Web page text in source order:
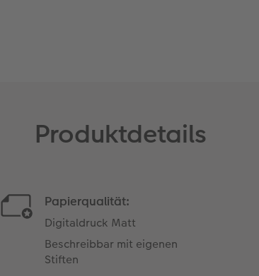
Produktdetails
Papierqualität:
Digitaldruck Matt
Beschreibbar mit eigenen
Stiften